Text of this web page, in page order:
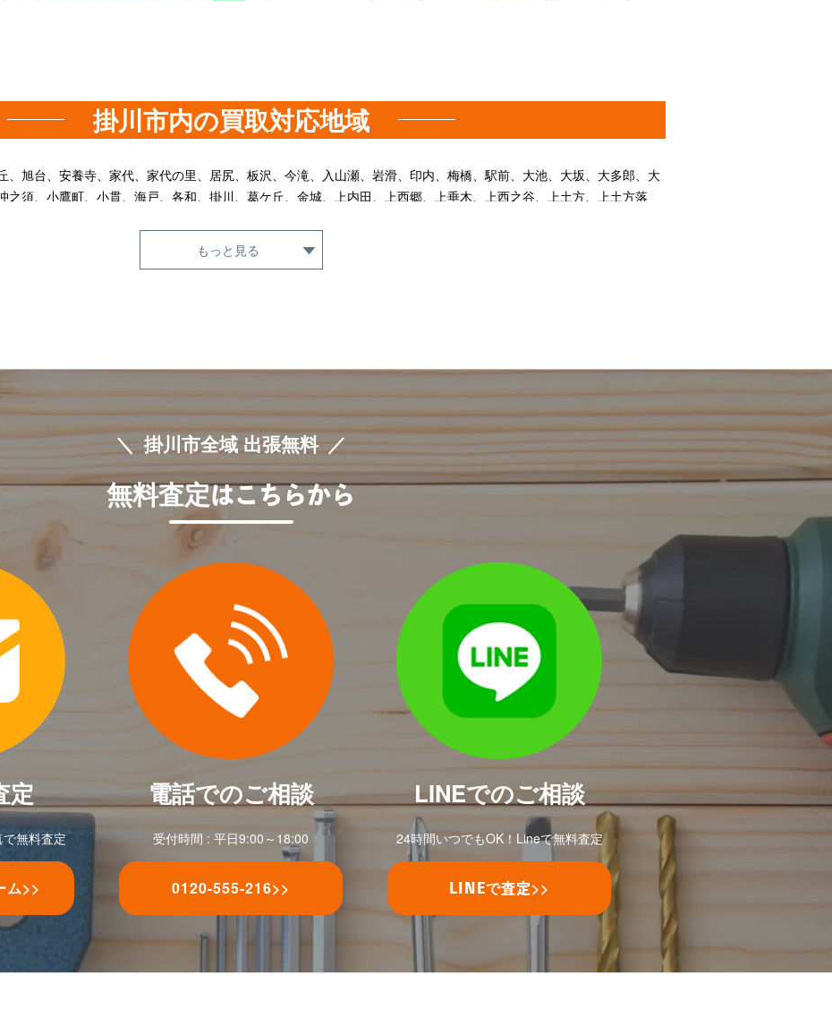
掛川市内の買取対応地域
、旭台、安養寺、家代、家代の里、居尻、板沢、今滝、入山瀬、岩滑、印内、梅橋、駅前、大池、大坂、大多郎、大
之須、小鷹町、小貫、海戸、各和、掛川、葛ケ丘、金城、上内田、上西郷、上垂木、上西之谷、上土方、上土方落
十九首、菖蒲ヶ池、城下、城西、城北、杉谷、杉谷南、炭焼、千羽、薗ケ谷、高瀬、高田、伊達方、満水、丹間、淡
もっと見る
掛川市全域 出張無料
無料査定はこちらから
定
無料査定
ム>>
電話でのご相談
受付時間 : 平日9:00～18:00
0120-555-216>>
LINEでのご相談
24時間いつでもOK！Lineで無料査定
LINEで査定>>